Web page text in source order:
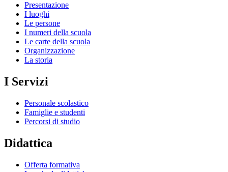
Presentazione
I luoghi
Le persone
I numeri della scuola
Le carte della scuola
Organizzazione
La storia
I Servizi
Personale scolastico
Famiglie e studenti
Percorsi di studio
Didattica
Offerta formativa